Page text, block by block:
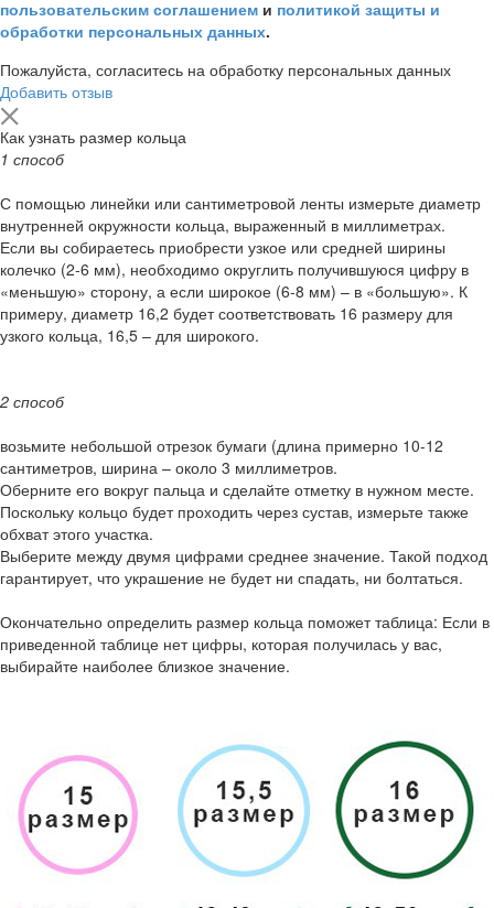
пользовательским соглашением и политикой защиты и
обработки персональных данных.
Пожалуйста, согласитесь на обработку персональных данных
Добавить отзыв
Как узнать размер кольца
1 способ
С помощью линейки или сантиметровой ленты измерьте диаметр
внутренней окружности кольца, выраженный в миллиметрах.
Если вы собираетесь приобрести узкое или средней ширины
колечко (2-6 мм), необходимо округлить получившуюся цифру в
«меньшую» сторону, а если широкое (6-8 мм) – в «большую». К
примеру, диаметр 16,2 будет соответствовать 16 размеру для
узкого кольца, 16,5 – для широкого.
2 способ
возьмите небольшой отрезок бумаги (длина примерно 10-12
сантиметров, ширина – около 3 миллиметров.
Оберните его вокруг пальца и сделайте отметку в нужном месте.
Поскольку кольцо будет проходить через сустав, измерьте также
обхват этого участка.
Выберите между двумя цифрами среднее значение. Такой подход
гарантирует, что украшение не будет ни спадать, ни болтаться.
Окончательно определить размер кольца поможет таблица: Если в
приведенной таблице нет цифры, которая получилась у вас,
выбирайте наиболее близкое значение.